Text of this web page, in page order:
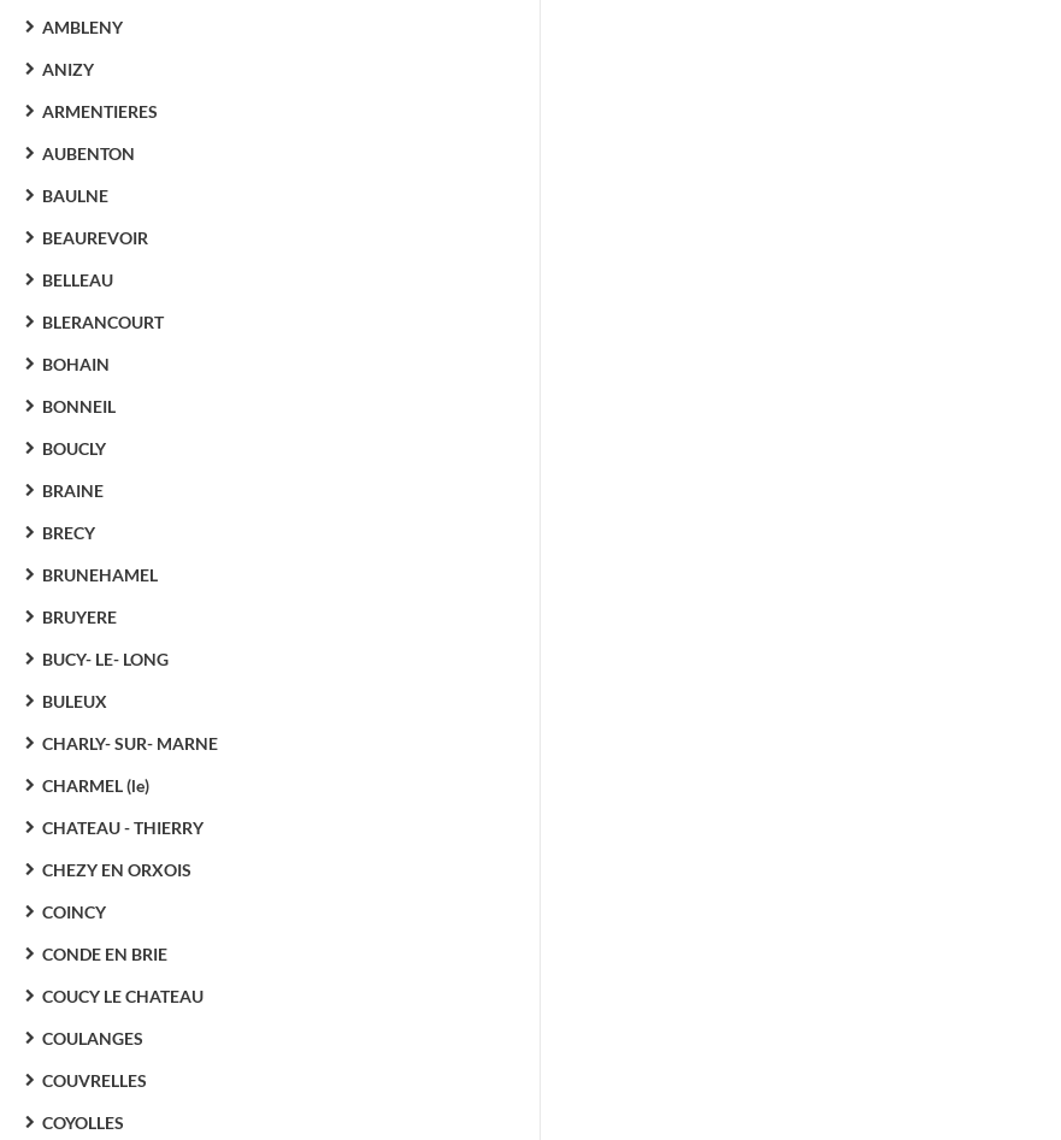
AMBLENY
ANIZY
ARMENTIERES
AUBENTON
BAULNE
BEAUREVOIR
BELLEAU
BLERANCOURT
BOHAIN
BONNEIL
BOUCLY
BRAINE
BRECY
BRUNEHAMEL
BRUYERE
BUCY- LE- LONG
BULEUX
CHARLY- SUR- MARNE
CHARMEL (le)
CHATEAU - THIERRY
CHEZY EN ORXOIS
COINCY
CONDE EN BRIE
COUCY LE CHATEAU
COULANGES
COUVRELLES
COYOLLES